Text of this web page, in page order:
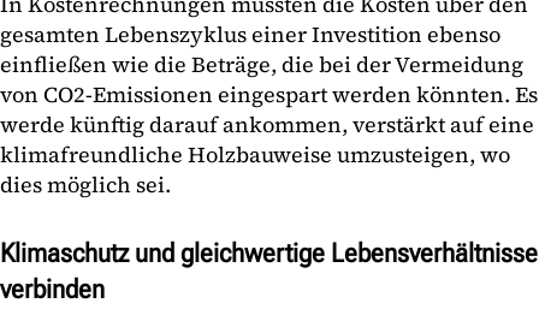
gesamten Lebenszyklus einer Investition ebenso
einfließen wie die Beträge, die bei der Vermeidung
von CO2-Emissionen eingespart werden könnten. Es
werde künftig darauf ankommen, verstärkt auf eine
klimafreundliche Holzbauweise umzusteigen, wo
dies möglich sei.
Klimaschutz und gleichwertige Lebensverhältnisse
verbinden